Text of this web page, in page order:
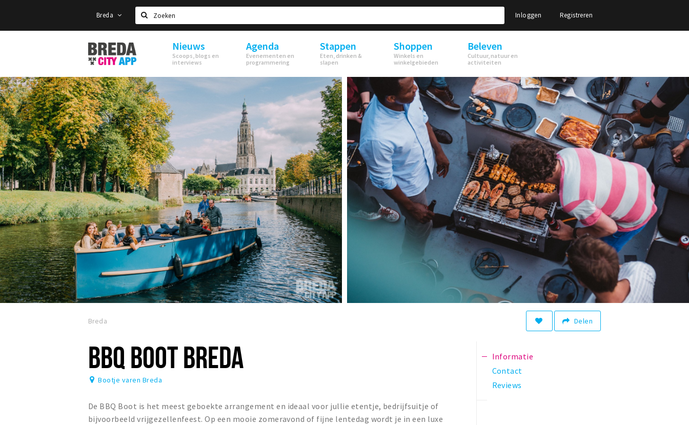
Breda
Zoeken
Inloggen Registreren
Stappen
&
Shoppen
Breda
Nieuws
Scoops, blogs en
interviews
Agenda
Evenementen en
programmering
Stappen
Eten, drinken &
slapen
Shoppen
Winkels en
winkelgebieden
Beleven
Cultuur, natuur en
activiteiten
Breda Delen
BBQ BOOT BREDA
Bootje varen Breda
De BBQ Boot is het meest geboekte arrangement en ideaal voor jullie etentje, bedrijfsuitje of
bijvoorbeeld vrijgezellenfeest. Op een mooie zomeravond of fijne lentedag wordt je in een luxe
Informatie
Contact
Reviews